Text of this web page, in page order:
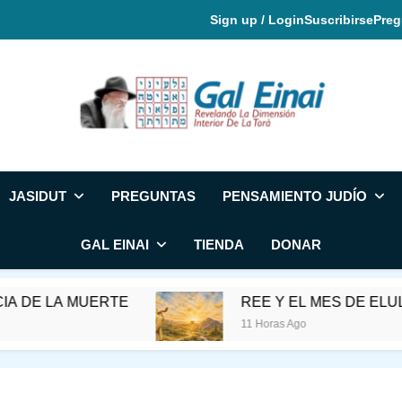
Sign up / LoginSuscribirse
Gal Einai En
JASIDUT PREGUNTAS PENSAMIENTO JUDÍO
GAL EINAI TIENDA DONAR
REE Y EL MES DE ELUL
11 Horas Ago